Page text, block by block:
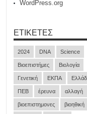
WordPress.org
ΕΤΙΚΈΤΕΣ
2024 DNA Science
Βιοεπιστήμες Βιολογία
Γενετική ΕΚΠΑ
ΠΕΒ έρευνα αλλαγή
βιοεπιστημονες βιοηθική